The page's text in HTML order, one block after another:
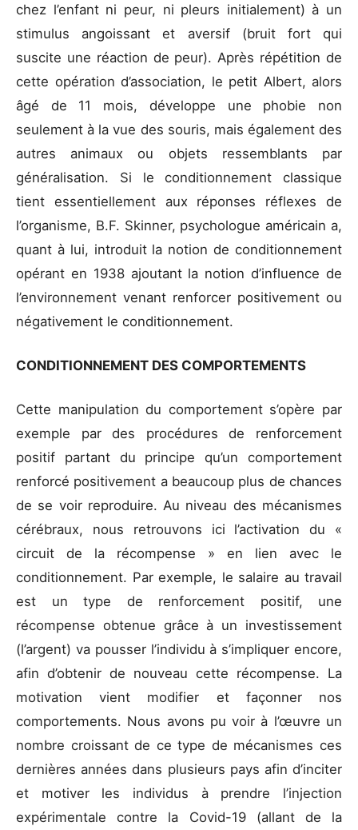
chez l’enfant ni peur, ni pleurs initialement) à un
stimulus angoissant et aversif (bruit fort qui
suscite une réaction de peur). Après répétition de
cette opération d’association, le petit Albert, alors
âgé de 11 mois, développe une phobie non
seulement à la vue des souris, mais également des
autres animaux ou objets ressemblants par
généralisation. Si le conditionnement classique
tient essentiellement aux réponses réflexes de
l’organisme, B.F. Skinner, psychologue américain a,
quant à lui, introduit la notion de conditionnement
opérant en 1938 ajoutant la notion d’influence de
l’environnement venant renforcer positivement ou
négativement le conditionnement.
CONDITIONNEMENT DES COMPORTEMENTS
Cette manipulation du comportement s’opère par
exemple par des procédures de renforcement
positif partant du principe qu’un comportement
renforcé positivement a beaucoup plus de chances
de se voir reproduire. Au niveau des mécanismes
cérébraux, nous retrouvons ici l’activation du «
circuit de la récompense » en lien avec le
conditionnement. Par exemple, le salaire au travail
est un type de renforcement positif, une
récompense obtenue grâce à un investissement
(l’argent) va pousser l’individu à s’impliquer encore,
afin d’obtenir de nouveau cette récompense. La
motivation vient modifier et façonner nos
comportements. Nous avons pu voir à l’œuvre un
nombre croissant de ce type de mécanismes ces
dernières années dans plusieurs pays afin d’inciter
et motiver les individus à prendre l’injection
expérimentale contre la Covid-19 (allant de la